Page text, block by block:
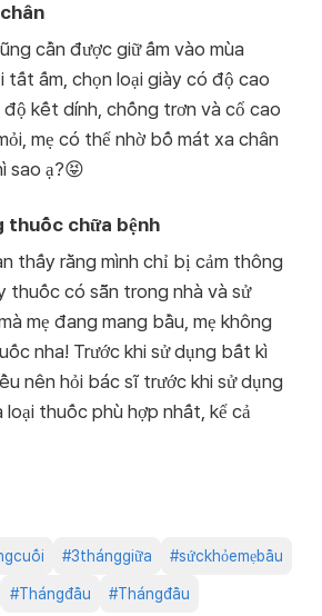
cần được giữ ấm vào mùa
tất ấm, chọn loại giày có độ cao
độ kết dính, chống trơn và cổ cao
mẹ có thể nhờ bố mát xa chân
sao ạ?😝
thuốc chữa bệnh
thấy rằng mình chỉ bị cảm thông
thuốc có sẵn trong nhà và sử
mẹ đang mang bầu, mẹ không
nha! Trước khi sử dụng bất kì
nên hỏi bác sĩ trước khi sử dụng
loại thuốc phù hợp nhất, kể cả
#3thánggiữa #sứckhỏemẹbầu
#Thángđầu #Thángđầu